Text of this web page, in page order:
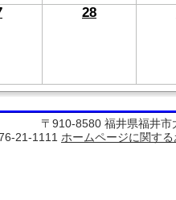
28
〒910-8580 福井県福井市
21-1111 ホームページに関す